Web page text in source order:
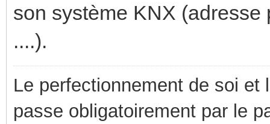
son système KNX
....).
Le perfectionnement de soi
passe obligatoirement par le